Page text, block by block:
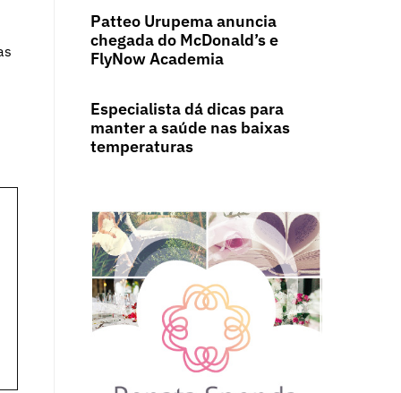
Patteo Urupema anuncia
chegada do McDonald’s e
FlyNow Academia
Especialista dá dicas para
manter a saúde nas baixas
temperaturas